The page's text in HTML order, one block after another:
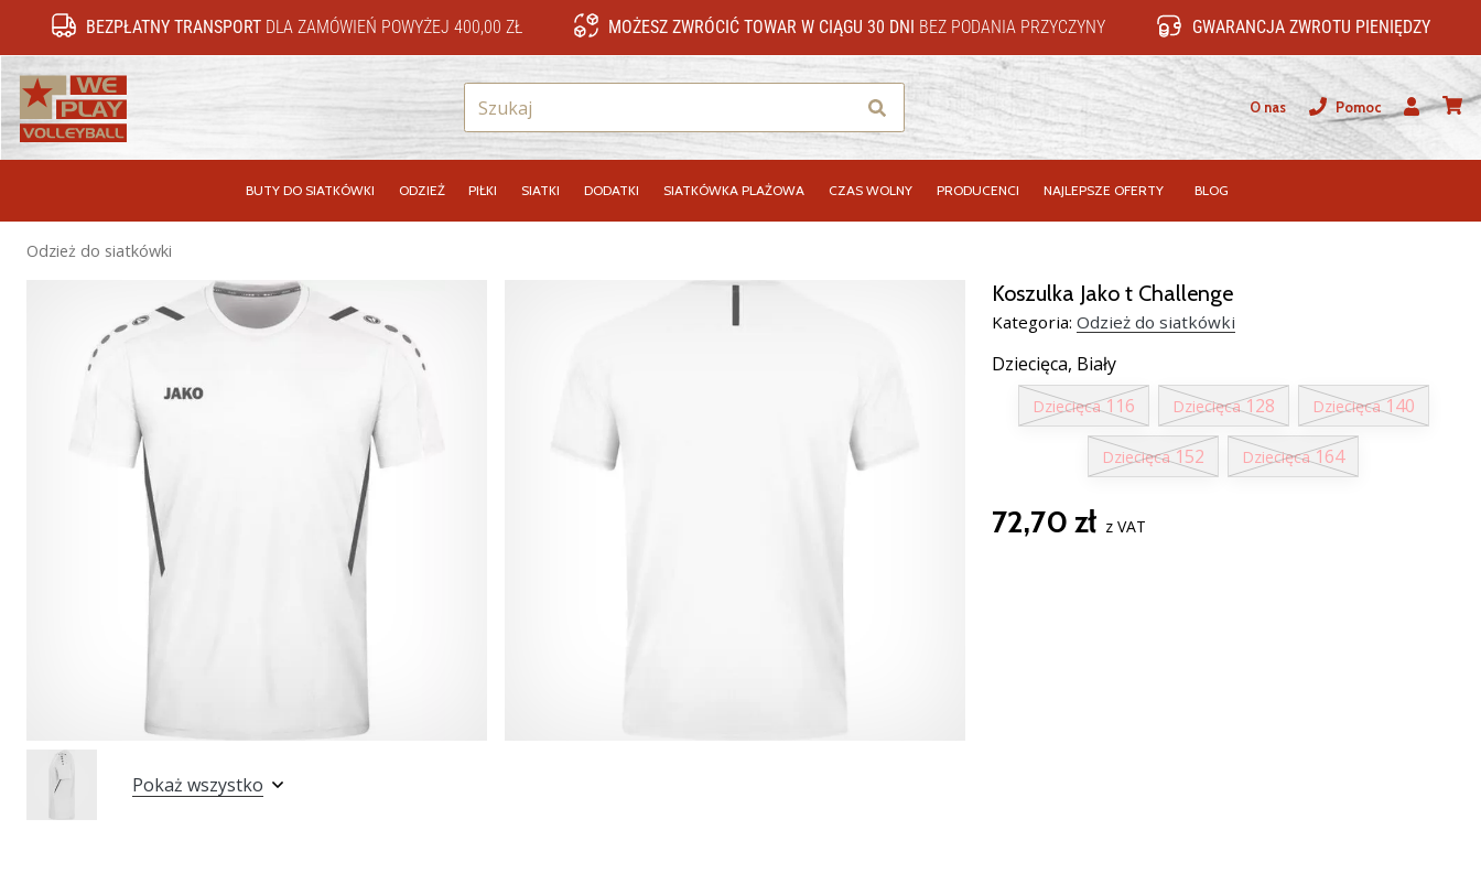
BEZPŁATNY TRANSPORT DLA ZAMÓWIEŃ POWYŻEJ 400,00 ZŁ MOŻESZ ZWRÓCIĆ TOWAR W CIĄGU 30 DNI BEZ PODANIA PRZYCZYNY GWARANCJA ZWROTU PIENIĘDZY
Szukaj O nas
Pomoc
Użytkownik
BUTY DO SIATKÓWKI ODZIEŻ PIŁKI SIATKI DODATKI SIATKÓWKA PLAŻOWA CZAS WOLNY PRODUCENCI NAJLEPSZE OFERTY BLOG
Odzież do siatkówki
Koszulka Jako t Challenge
Kategoria: Odzież do siatkówki
Dziecięca, Biały
Dziecięca 116 Dziecięca 128 Dziecięca 140
Dziecięca 152 Dziecięca 164
72,70 zł z VAT
Pokaż wszystko